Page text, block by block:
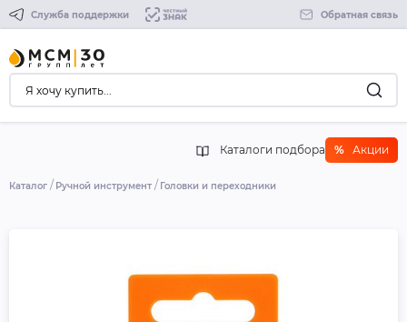
Служба поддержки Обратная связь
Каталоги подбора % Акции
Каталог Ручной инструмент Головки и переходники